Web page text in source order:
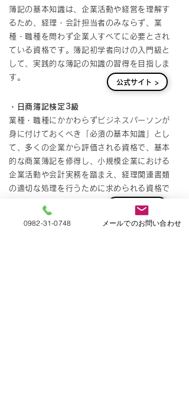
簿記の基本知識は、企業活動や経営を理解す
るため、経理・会計担当者のみならず、業
種・職種を問わず企業人すべてに必要とされ
ている資格です。簿記初学者向けの入門級と
して、実践的な簿記の知識の習得を目指しま
す。
公式サイト >
・日商簿記検定3級
業種・職種にかかわらずビジネスパーソンが
身に付けておくべき「必須の基本知識」とし
て、多くの企業から評価される資格で、基本
的な商業簿記を修得し、小規模企業における
企業活動や会計実務を踏まえ、経理関連書類
の適切な処理を行うために求められる資格で
公式サイト >
0982-31-0748 メールでのお問い合わせ